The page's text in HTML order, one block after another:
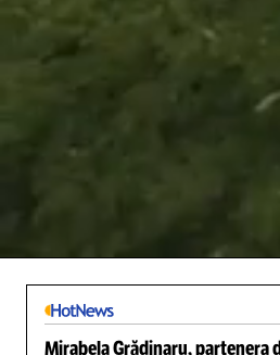
Mirabela Grădinaru, partenera